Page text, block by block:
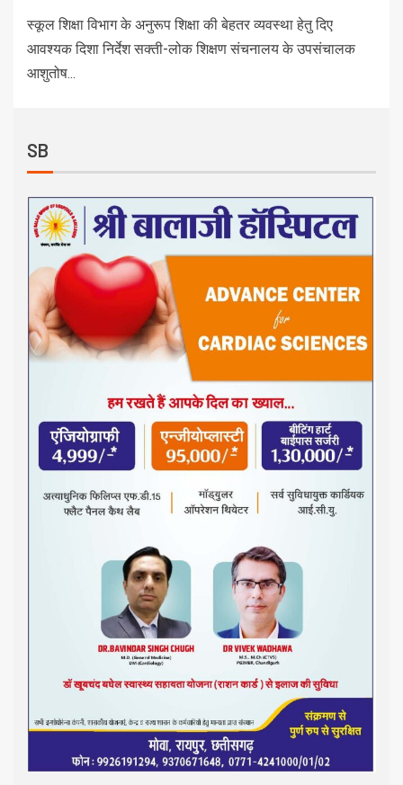
स्कूल शिक्षा विभाग के अनुरूप शिक्षा की बेहतर व्यवस्था हेतु दिए
आवश्यक दिशा निर्देश सक्ती-लोक शिक्षण संचनालय के उपसंचालक
आशुतोष...
SB